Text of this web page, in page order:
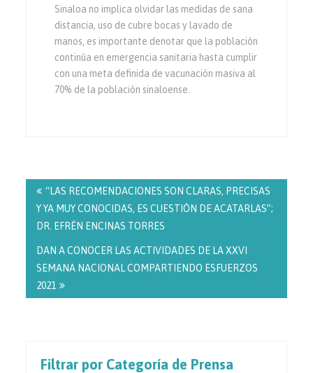
Sinaloa no implica olvidar las medidas de sana
distancia, uso de cubre bocas y lavado de
manos, es importante denotar que la población
continúa en emergencia sanitaria hasta cumplir
con una meta definida de vacunación masiva al
70% de la población sinaloense.
de
entradas
“LAS RECOMENDACIONES SON CLARAS, PRECISAS
Y YA MUY CONOCIDAS, ES CUESTIÓN DE ACATARLAS”;
DR. EFRÉN ENCINAS TORRES
DAN A CONOCER LAS ACTIVIDADES DE LA XXVI
SEMANA NACIONAL COMPARTIENDO ESFUERZOS
2021
Filtrar por Categoría de Prensa